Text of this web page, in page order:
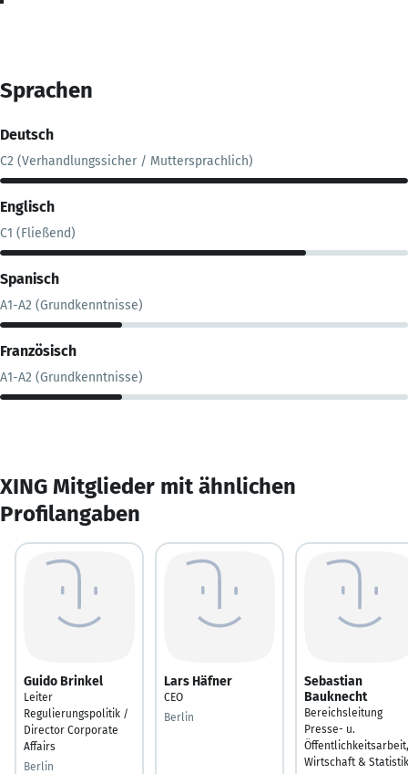
Sprachen
Deutsch
C2 (Verhandlungssicher / Muttersprachlich)
Englisch
C1 (Fließend)
Spanisch
A1-A2 (Grundkenntnisse)
Französisch
A1-A2 (Grundkenntnisse)
XING Mitglieder mit ähnlichen
Profilangaben
Guido Brinkel
Leiter
Regulierungspolitik /
Director Corporate
Affairs
Berlin
Lars Häfner
CEO
Berlin
Sebastian
Bauknecht
Bereichsleitung
Presse- u.
Öffentlichkeitsarbeit,
Wirtschaft & Statistik